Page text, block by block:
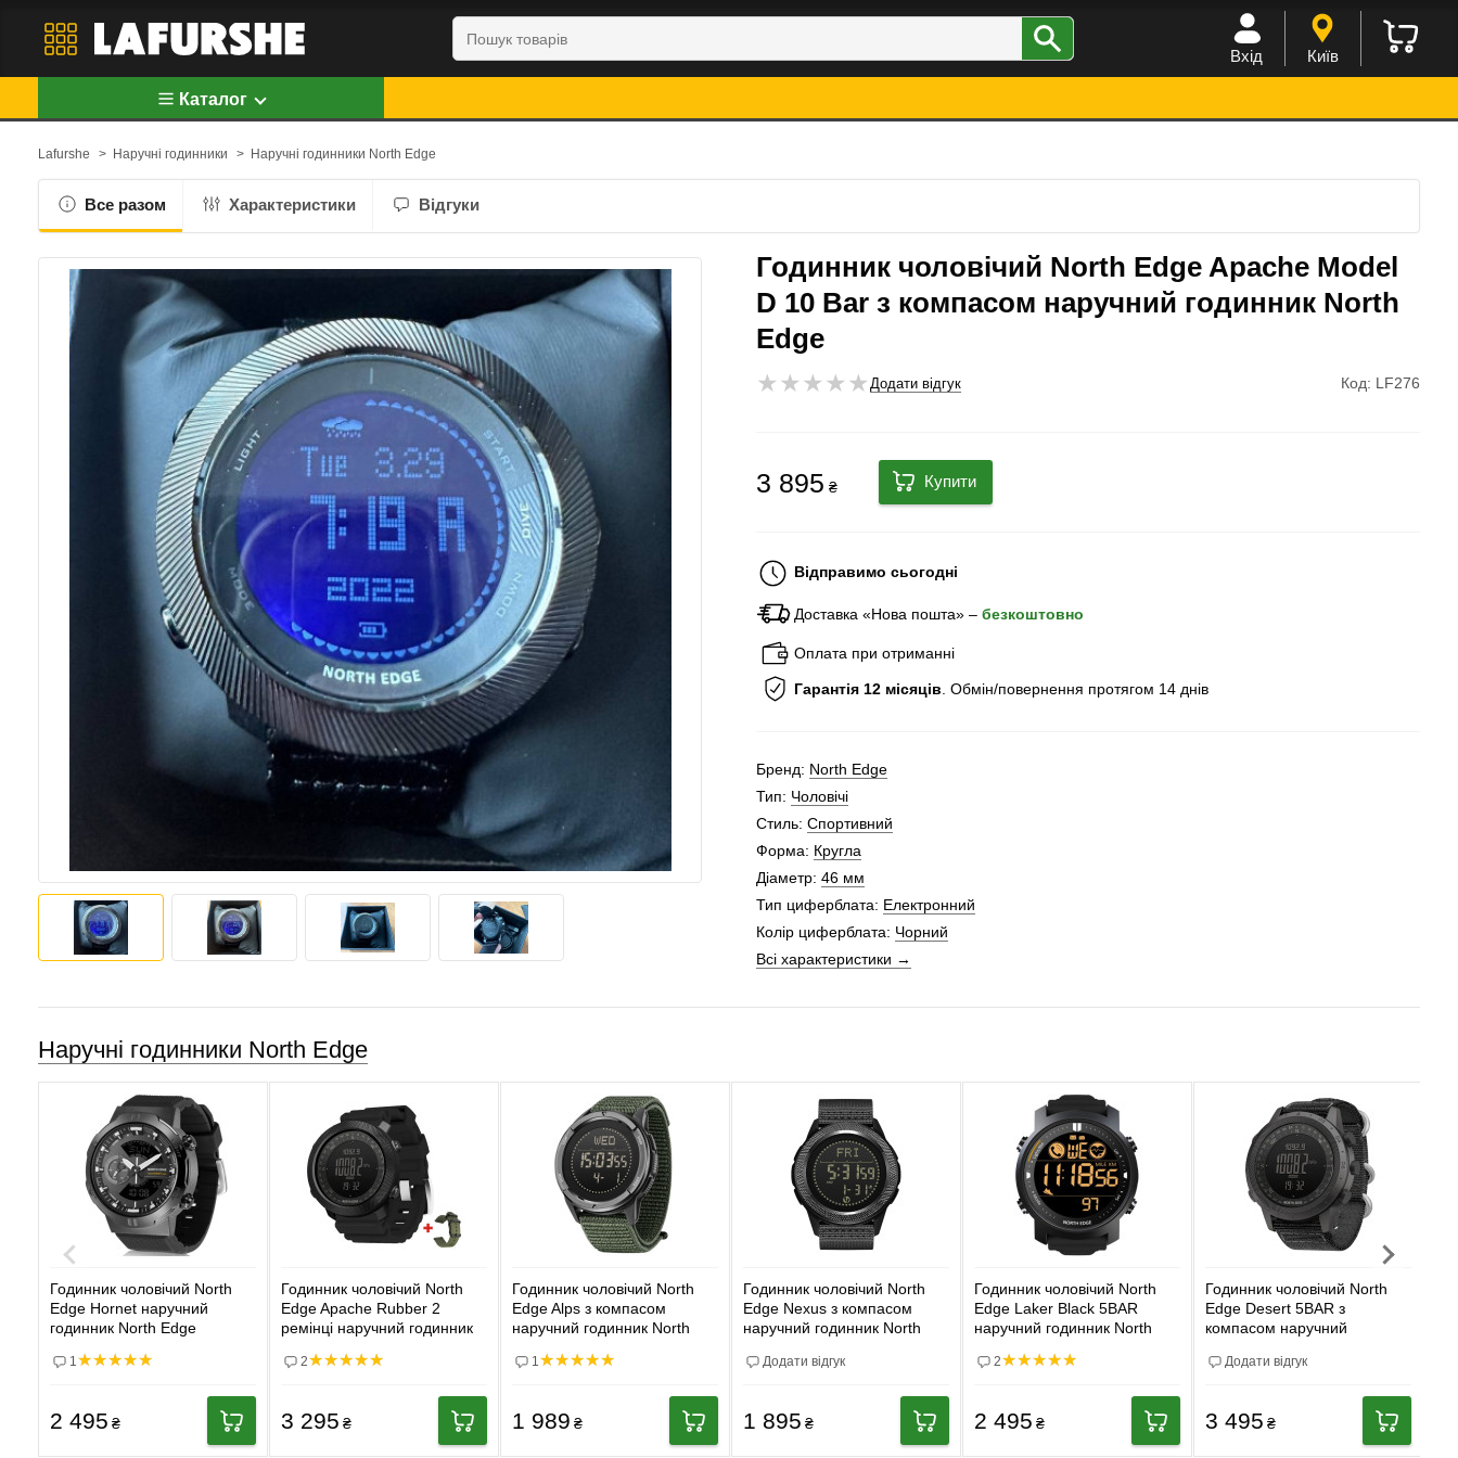
Вхід Київ
Каталог
Lafurshe > Наручні годинники > Наручні годинники North Edge
Все разом Характеристики Відгуки
Годинник чоловічий North Edge Apache Model
D 10 Bar з компасом наручний годинник North
Edge
Додати відгук Код: LF276
3 895₴ Купити
Відправимо сьогодні
Доставка «Нова пошта» –безкоштовно
Оплата при отриманні
Гарантія 12 місяців . Обмін/повернення протягом 14 днів
Бренд: North Edge
Тип: Чоловічі
Стиль:Спортивний
Форма: Кругла
Діаметр:46 мм
Тип циферблата: Електронний
Колір циферблата: Чорний
Всі характеристики →
Наручні годинники North Edge
Годинник чоловічий North
Edge Hornet наручний
годинник North Edge
1
2 495₴
Годинник чоловічий North
Edge Apache Rubber 2
ремінці наручний годинник
2
3 295₴
Годинник чоловічий North
Edge Alps з компасом
наручний годинник North
1
1 989₴
Годинник чоловічий North
Edge Nexus з компасом
наручний годинник North
Додати відгук
1 895₴
Годинник чоловічий North
Edge Laker Black 5BAR
наручний годинник North
2
2 495₴
Годинник чоловічий North
Edge Desert 5BAR з
компасом наручний
Додати відгук
3 495₴